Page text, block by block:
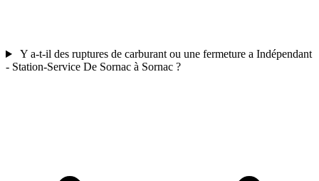
Y a-t-il des ruptures de carburant ou une fermeture a Indépendant
- Station-Service De Sornac à Sornac ?